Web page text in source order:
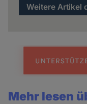
Weitere Artikel
Mehr lesen